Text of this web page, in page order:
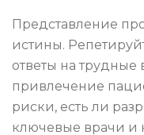
Представление
истины.
ответы на трудные
привлечение
риски, есть ли
ключевые врачи и